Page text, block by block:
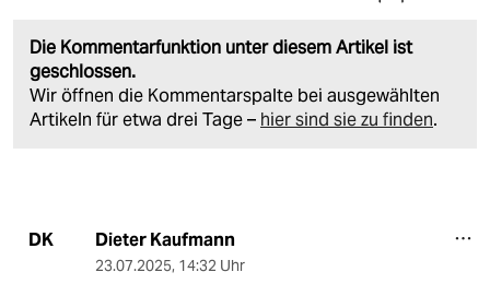
Die Kommentarfunktion unter diesem Artikel ist
geschlossen.
Wir öffnen die Kommentarspalte bei ausgewählten
Artikeln für etwa drei Tage – hier sind sie zu finden.
DK Dieter Kaufmann
23.07.2025, 14:32 Uhr